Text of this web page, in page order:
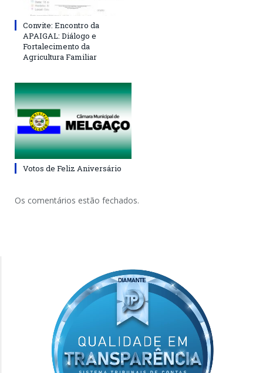
Convite: Encontro da
APAIGAL: Diálogo e
Fortalecimento da
Agricultura Familiar
Votos de Feliz Aniversário
Os comentários estão fechados.